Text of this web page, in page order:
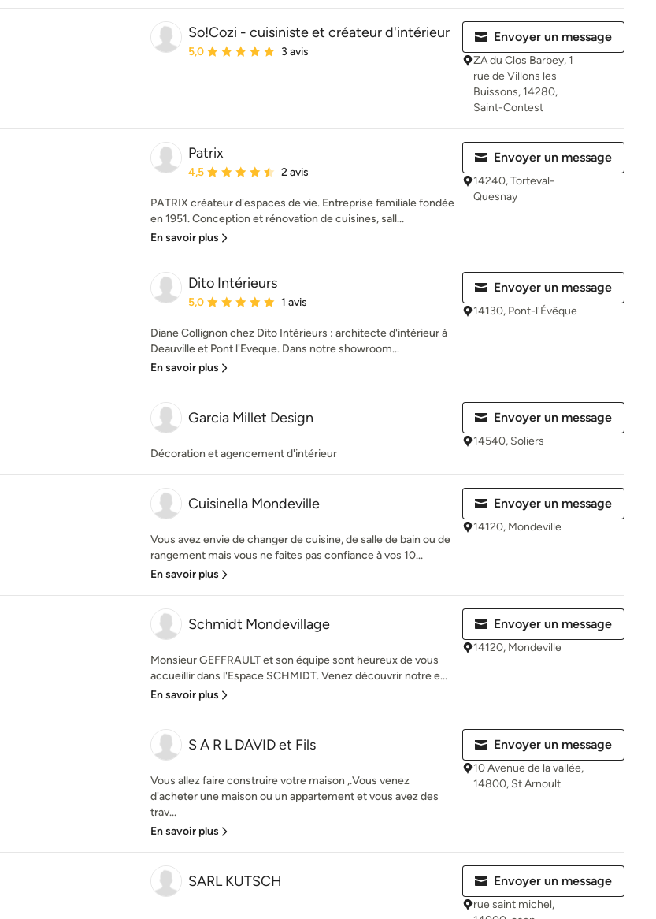
So!Cozi - cuisiniste et créateur d'intérieur
Note moyenne : 5 étoiles sur 5
5,0 3 avis
Envoyer un message
ZA du Clos Barbey, 1
rue de Villons les
Buissons, 14280,
Saint-Contest
Patrix
Note moyenne : 4.5 étoiles sur 5
4,5 2 avis
PATRIX créateur d'espaces de vie. Entreprise familiale fondée
en 1951. Conception et rénovation de cuisines, sall...
En savoir plus
Envoyer un message
14240, Torteval-
Quesnay
Dito Intérieurs
Note moyenne : 5 étoiles sur 5
5,0 1 avis
Diane Collignon chez Dito Intérieurs : architecte d'intérieur à
Deauville et Pont l'Eveque. Dans notre showroom...
En savoir plus
Envoyer un message
14130, Pont-l'Évêque
Garcia Millet Design
Décoration et agencement d'intérieur
Envoyer un message
14540, Soliers
Cuisinella Mondeville
Vous avez envie de changer de cuisine, de salle de bain ou de
rangement mais vous ne faites pas confiance à vos 10...
En savoir plus
Envoyer un message
14120, Mondeville
Schmidt Mondevillage
Monsieur GEFFRAULT et son équipe sont heureux de vous
accueillir dans l'Espace SCHMIDT. Venez découvrir notre e...
En savoir plus
Envoyer un message
14120, Mondeville
S A R L DAVID et Fils
Vous allez faire construire votre maison ,.Vous venez
d'acheter une maison ou un appartement et vous avez des
trav...
En savoir plus
Envoyer un message
10 Avenue de la vallée,
14800, St Arnoult
SARL KUTSCH Envoyer un message
rue saint michel,